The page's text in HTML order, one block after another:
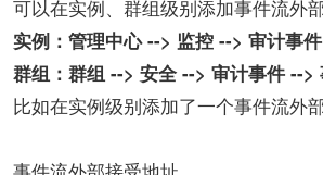
可以在实例、群组级别添加事件流外
实例：管理中心 --> 监控 --> 审计事
群组：群组 --> 安全 --> 审计事件 -->
比如在实例级别添加了一个事件流外